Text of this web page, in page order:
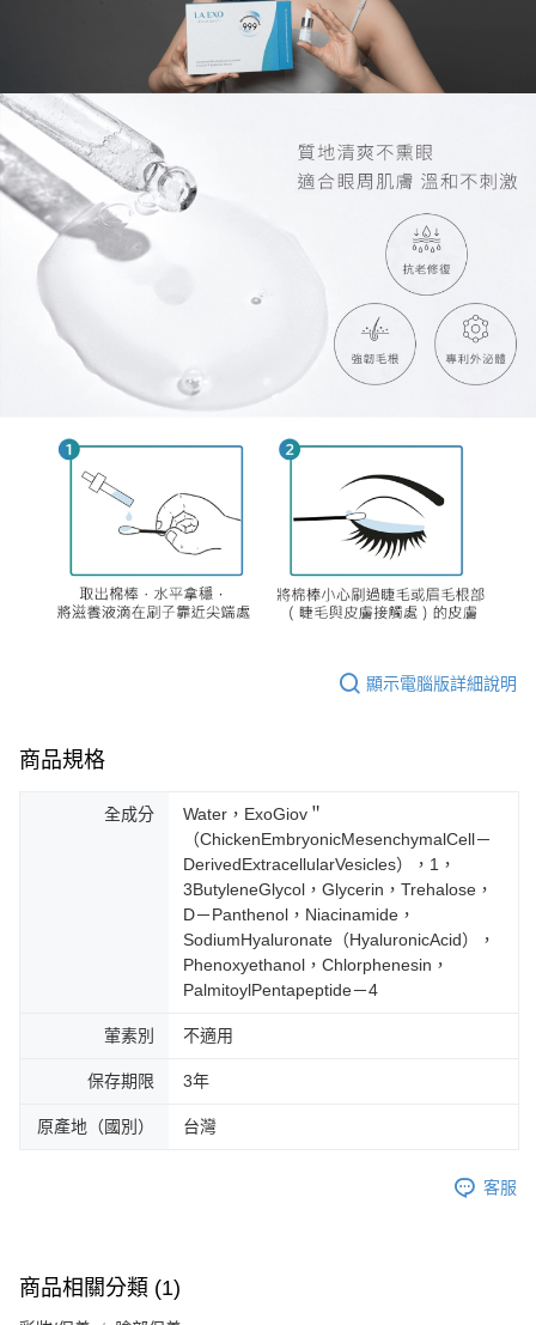
顯示電腦版詳細說明
商品規格
全成分
Water，ExoGiov＂
（ChickenEmbryonicMesenchymalCell－
DerivedExtracellularVesicles），1，
3ButyleneGlycol，Glycerin，Trehalose，
D－Panthenol，Niacinamide，
SodiumHyaluronate（HyaluronicAcid），
Phenoxyethanol，Chlorphenesin，
PalmitoylPentapeptide－4
葷素別 不適用
保存期限 3年
原產地（國別） 台灣
客服
商品相關分類 (1)